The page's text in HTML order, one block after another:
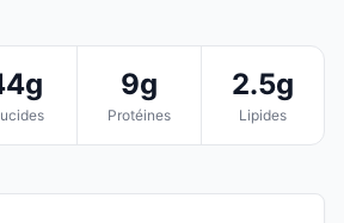
9g
Protéines
2.5g
Lipides